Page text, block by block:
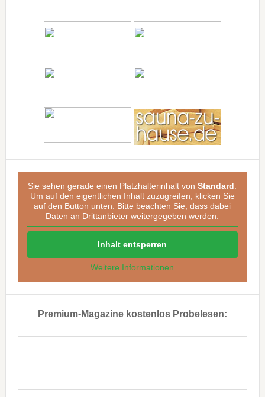
Sie sehen gerade einen Platzhalterinhalt vonStandard
Um auf den eigentlichen Inhalt zuzugreifen, klicken Sie
auf den Button unten. Bitte beachten Sie, dass dabei
Daten an Drittanbieter weitergegeben werden.
Inhalt entsperren
Weitere Informationen
Premium-Magazine kostenlos Probelesen: